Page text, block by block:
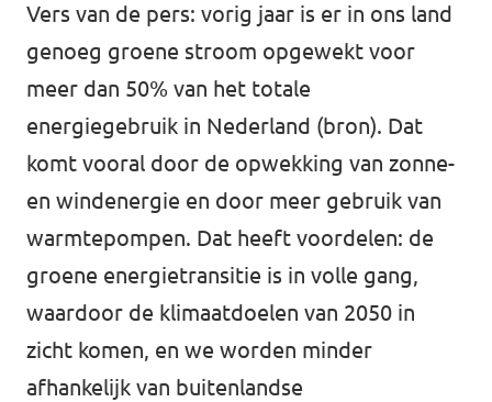
Vers van de pers: vorig jaar is er in ons land
genoeg groene stroom opgewekt voor
meer dan 50% van het totale
energiegebruik in Nederland (bron). Dat
komt vooral door de opwekking van zonne-
en windenergie en door meer gebruik van
warmtepompen. Dat heeft voordelen: de
groene energietransitie is in volle gang,
waardoor de klimaatdoelen van 2050 in
zicht komen, en we worden minder
afhankelijk van buitenlandse